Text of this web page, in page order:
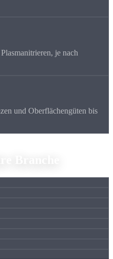
je nach
und Oberflächengüten bis